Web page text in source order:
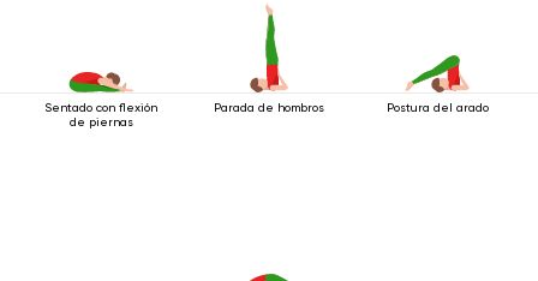
Sentado con flexión
de piernas
Parada de hombros Postura del arado